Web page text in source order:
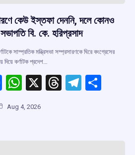
কেউ ইস্তফা দেননি, দলে কোনও
বি. কে. হরিপ্রসাদ
সাম্প্রতিক মন্ত্রিসভা সম্প্রসারণকে ঘিরে কংগ্রেসের
কর্ণাটক প্রদেশ…
F
ce
o
W
at
A
X
T
d
T
a
Aug 4, 2026